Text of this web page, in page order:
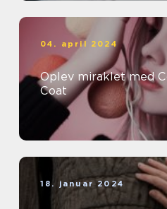
04. april 2024
Oplev miraklet med
Coat
18. januar 2024